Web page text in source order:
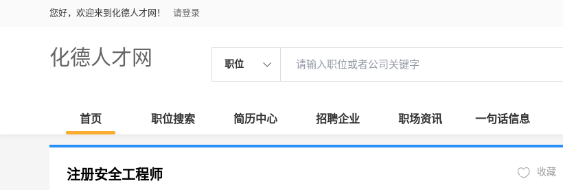
您好，欢迎来到化德人才网！ 请登录
化德人才网 职位
首页 职位搜索 简历中心 招聘企业 职场资讯 一句话信息
注册安全工程师
收藏